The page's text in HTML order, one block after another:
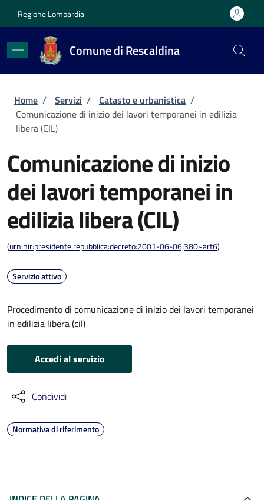
Regione Lombardia
Comune di Rescaldina
Briciole di pane
Home / Servizi / Catasto e urbanistica /
Comunicazione di inizio dei lavori temporanei in edilizia
libera (CIL)
Comunicazione di inizio
dei lavori temporanei in
edilizia libera (CIL)
(urn:nir:presidente.repubblica:decreto:2001-06-06;380~art6)
Servizio attivo
Procedimento di comunicazione di inizio dei lavori temporanei
in edilizia libera (cil)
Accedi al servizio
Condividi
Normativa di riferimento